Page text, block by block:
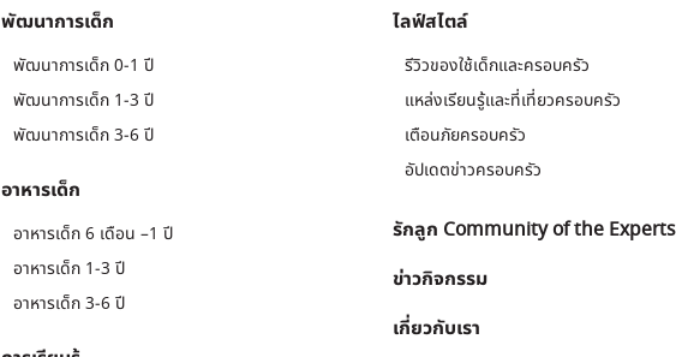
พัฒนาการเด็ก
พัฒนาการเด็ก 0-1 ปี
พัฒนาการเด็ก 1-3 ปี
พัฒนาการเด็ก 3-6 ปี
อาหารเด็ก
อาหารเด็ก 6 เดือน –1 ปี
อาหารเด็ก 1-3 ปี
อาหารเด็ก 3-6 ปี
ไลฟ์สไตล์
รีวิวของใช้เด็กและครอบครัว
แหล่งเรียนรู้และที่เที่ยวครอบครัว
เตือนภัยครอบครัว
อัปเดตข่าวครอบครัว
รักลูก Community of the Experts
ข่าวกิจกรรม
เกี่ยวกับเรา